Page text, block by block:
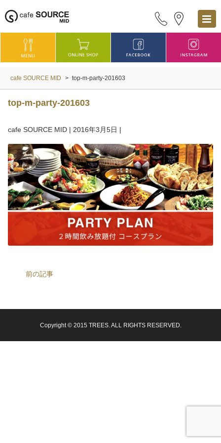
cafe SOURCE MID > top-m-party-201603
top-m-party-201603
cafe SOURCE MID | 2016年3月5日 |
前の記事
Copyright © 2015 TREES. ALL RIGHTS RESERVED.